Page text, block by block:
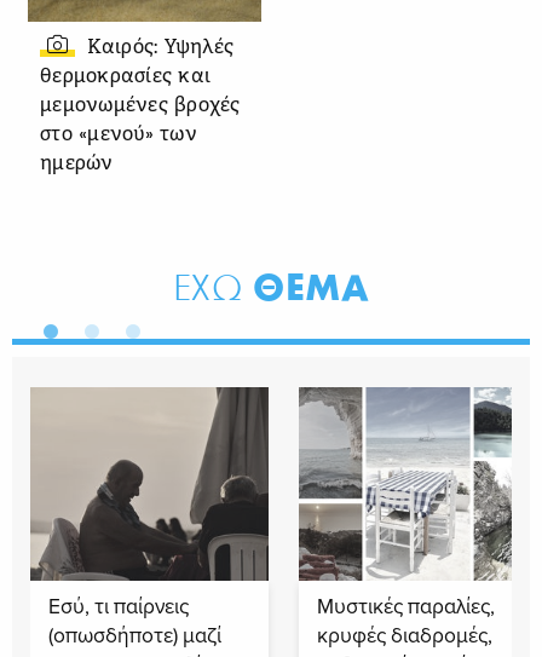
Καιρός: Υψηλές
θερμοκρασίες και
μεμονωμένες βροχές
στο «μενού» των
ημερών
ΕΧΩ ΘΕΜΑ
Εσύ, τι παίρνεις
(οπωσδήποτε) μαζί
Μυστικές παραλίες,
κρυφές διαδρομές,